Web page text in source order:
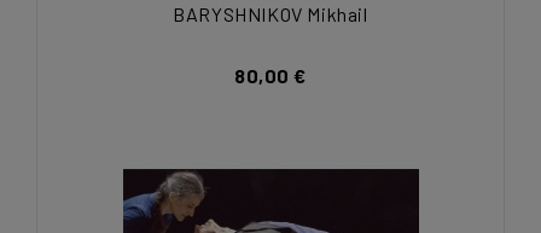
BARYSHNIKOV Mikhail
80,00 €